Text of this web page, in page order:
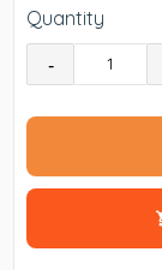
Quantity
-